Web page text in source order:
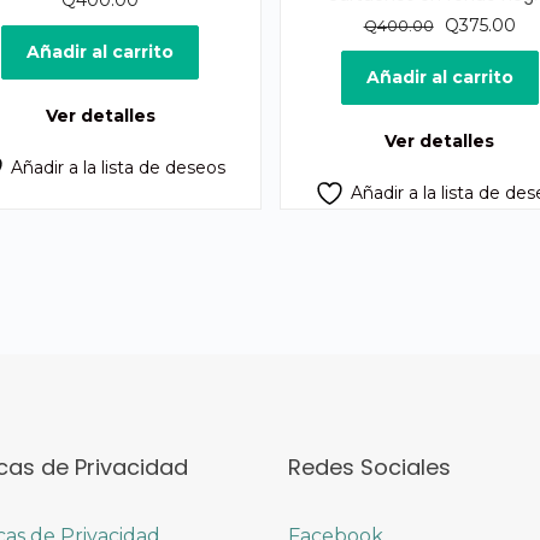
Añadir al carrito
Ver detalles
Añadir a la lista de deseos
Q400.00
El
precio
original
era:
Q375.00El
es:
Añadir al carrito
Ver detalles
Añadir a la lista de
de Privacidad Redes Sociales